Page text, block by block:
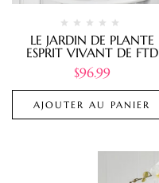
LE JARDIN DE PLANTE
ESPRIT VIVANT DE FTD
$96.99
AJOUTER AU PANIER